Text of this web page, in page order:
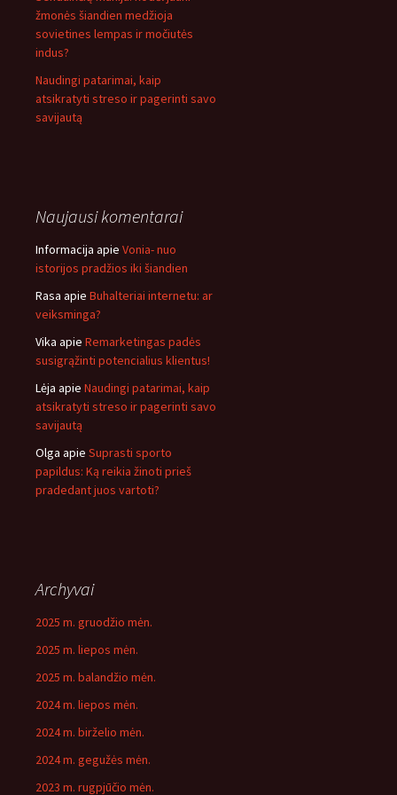
žmonės šiandien medžioja
sovietines lempas ir močiutės
indus?
Naudingi patarimai, kaip
atsikratyti streso ir pagerinti savo
savijautą
Naujausi komentarai
Informacija apie Vonia- nuo
istorijos pradžios iki šiandien
Rasa apie Buhalteriai internetu: ar
veiksminga?
Vika apie Remarketingas padės
susigrąžinti potencialius klientus!
Lėja apie Naudingi patarimai, kaip
atsikratyti streso ir pagerinti savo
savijautą
Olga apie Suprasti sporto
papildus: Ką reikia žinoti prieš
pradedant juos vartoti?
Archyvai
2025 m. gruodžio mėn.
2025 m. liepos mėn.
2025 m. balandžio mėn.
2024 m. liepos mėn.
2024 m. birželio mėn.
2024 m. gegužės mėn.
2023 m. rugpjūčio mėn.